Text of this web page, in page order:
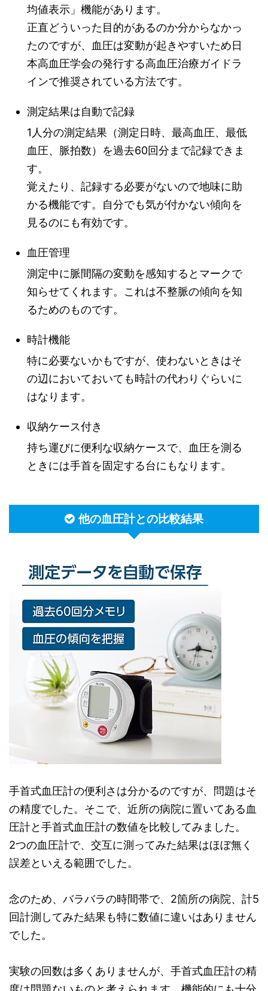
均値表示」機能があります。
正直どういった目的があるのか分からなかっ
たのですが、血圧は変動が起きやすいため日
本高血圧学会の発行する高血圧治療ガイドラ
インで推奨されている方法です。
測定結果は自動で記録
1人分の測定結果（測定日時、最高血圧、最低
血圧、脈拍数）を過去60回分まで記録できま
す。
覚えたり、記録する必要がないので地味に助
かる機能です。自分でも気が付かない傾向を
見るのにも有効です。
血圧管理
測定中に脈間隔の変動を感知するとマークで
知らせてくれます。これは不整脈の傾向を知
るためのものです。
時計機能
特に必要ないかもですが、使わないときはそ
の辺においておいても時計の代わりぐらいに
はなります。
収納ケース付き
持ち運びに便利な収納ケースで、血圧を測る
ときには手首を固定する台にもなります。
他の血圧計との比較結果
手首式血圧計の便利さは分かるのですが、問題はそ
の精度でした。そこで、近所の病院に置いてある血
圧計と手首式血圧計の数値を比較してみました。
2つの血圧計で、交互に測ってみた結果はほぼ無く
誤差といえる範囲でした。
念のため、バラバラの時間帯で、2箇所の病院、計5
回計測してみた結果も特に数値に違いはありません
でした。
実験の回数は多くありませんが、手首式血圧計の精